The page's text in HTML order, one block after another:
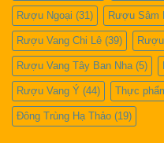
Rượu Ngoại (31) Rượu Sâm
Rượu Vang Chi Lê (39)
Rượu Vang Tây Ban Nha (5)
Rượu Vang Ý (44) Thực
Đông Trùng Hạ Thảo (19)